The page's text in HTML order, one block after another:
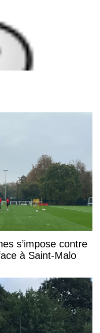
s’impose contre
à Saint-Malo